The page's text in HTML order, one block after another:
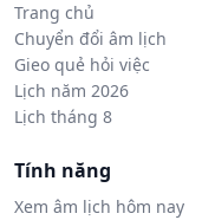
Trang chủ
Chuyển đổi âm lịch
Gieo quẻ hỏi việc
Lịch năm 2026
Lịch tháng 8
Tính năng
Xem âm lịch hôm nay